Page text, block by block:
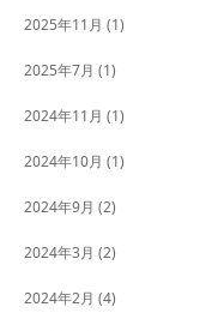
2025年11月 (1)
2025年7月 (1)
2024年11月 (1)
2024年10月 (1)
2024年9月 (2)
2024年3月 (2)
2024年2月 (4)